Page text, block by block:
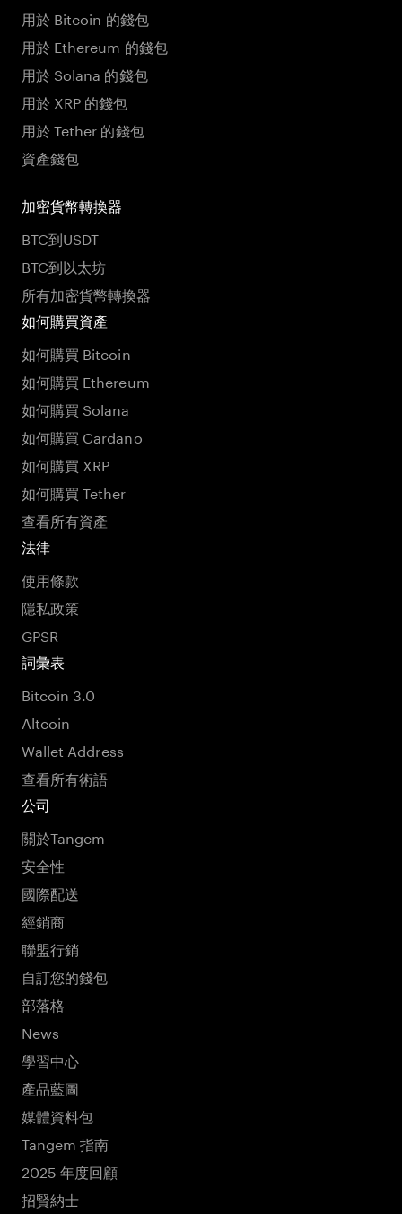
用於 Bitcoin 的錢包
用於 Ethereum 的錢包
用於 Solana 的錢包
用於 XRP 的錢包
用於 Tether 的錢包
資產錢包
加密貨幣轉換器
BTC到USDT
BTC到以太坊
所有加密貨幣轉換器
如何購買資產
如何購買 Bitcoin
如何購買 Ethereum
如何購買 Solana
如何購買 Cardano
如何購買 XRP
如何購買 Tether
查看所有資產
法律
使用條款
隱私政策
GPSR
詞彙表
Bitcoin 3.0
Altcoin
Wallet Address
查看所有術語
公司
關於Tangem
安全性
國際配送
經銷商
聯盟行銷
自訂您的錢包
部落格
News
學習中心
產品藍圖
媒體資料包
Tangem 指南
2025 年度回顧
招賢納士